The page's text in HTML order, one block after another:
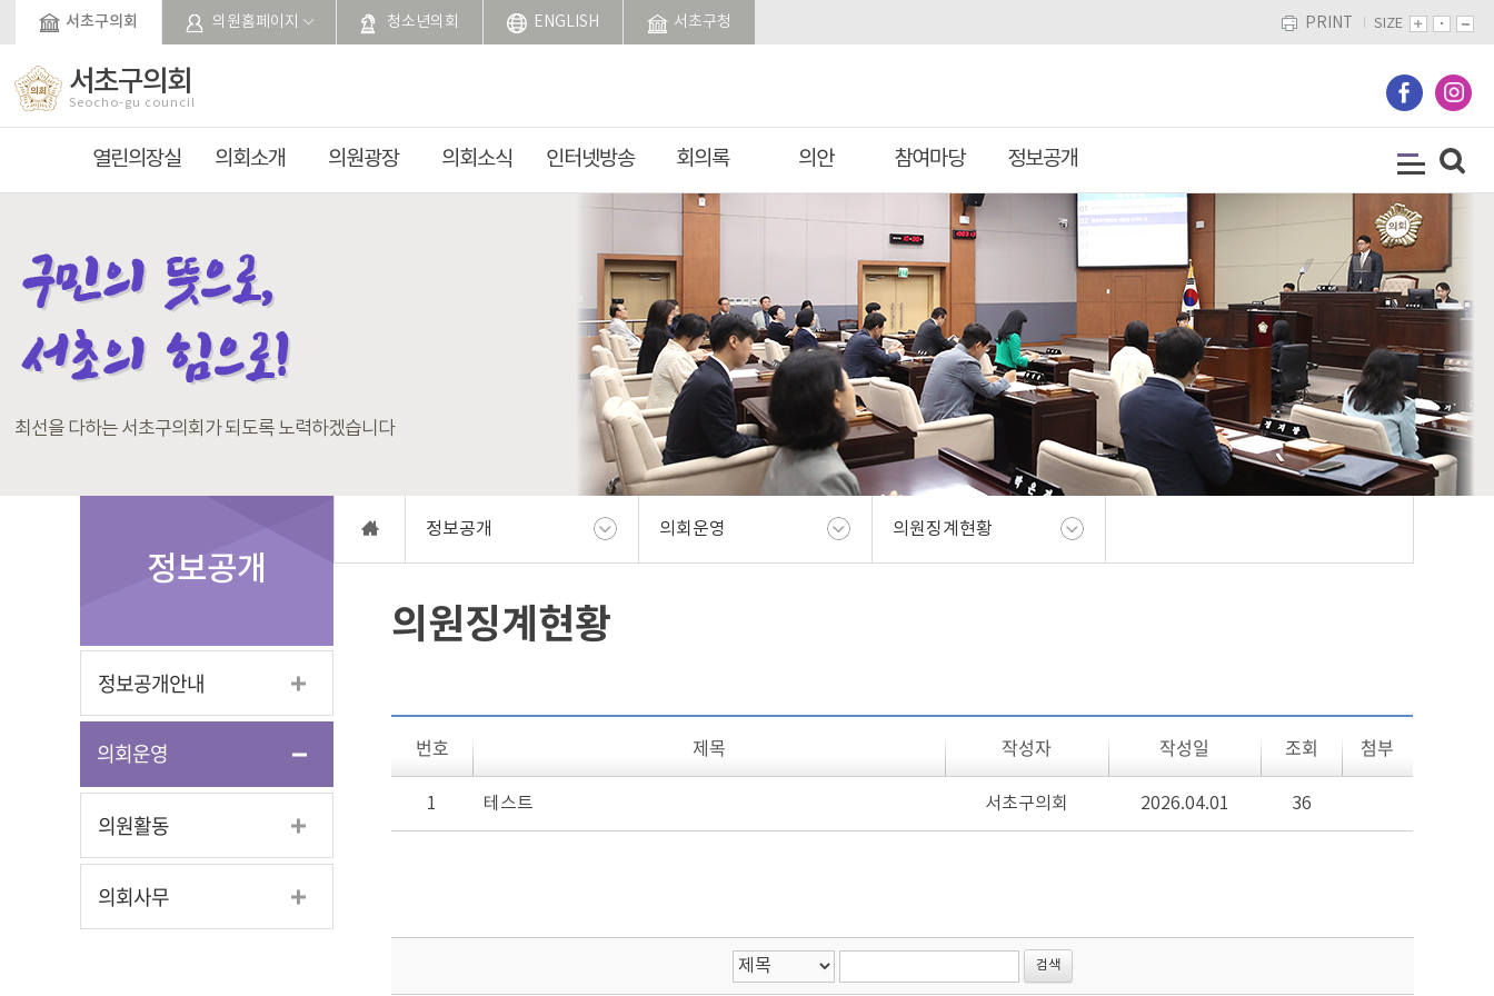
본문바로가기서초구의회 의원홈페이지 청소년의회 ENGLISH 서초구청 PRINT SIZE
서초구의회
Seocho-gu council
열린의장실 의회소개 의원광장 의회소식 인터넷방송 회의록 의안 참여마당 정보공개
최선을 다하는 서초구의회가 되도록 노력하겠습니다
정보공개
정보공개안내
의회운영
의원활동
의회사무
정보공개 의회운영 의원징계현황
의원징계현황
번호 제목 작성자 작성일 조회 첨부
1 테스트 서초구의회 2026.04.01 36